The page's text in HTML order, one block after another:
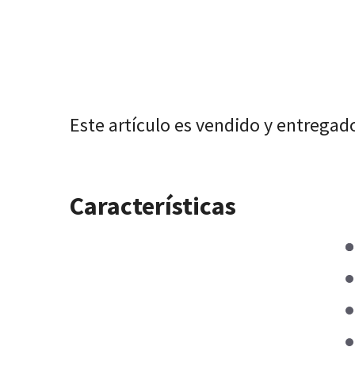
Este artículo es vendido y
Características